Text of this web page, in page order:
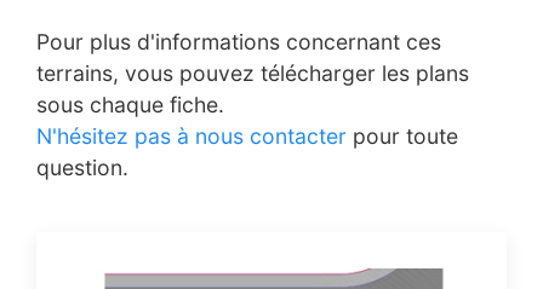
Pour plus d'informations concernant ces
terrains, vous pouvez télécharger les plans
sous chaque fiche.
N'hésitez pas à nous contacter pour toute
question.